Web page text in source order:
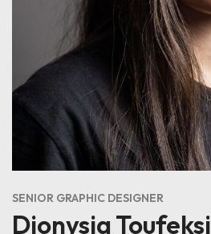
SENIOR GRAPHIC DESIGNER
Dionysia Toufeksi